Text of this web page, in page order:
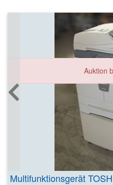
Auktion
Multifunktionsgerät